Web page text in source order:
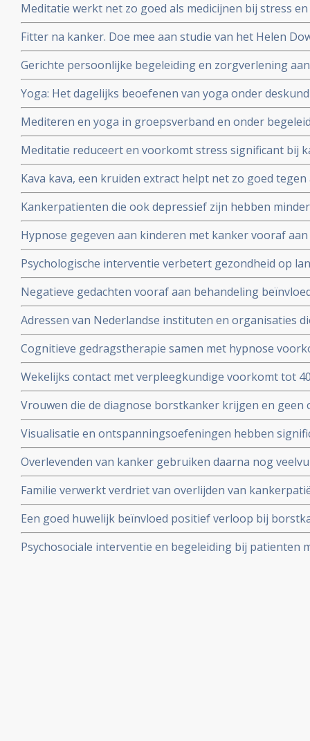
Meditatie werkt net zo goed als medicijnen bij stress
analyse van 47 studies
Fitter na kanker. Doe mee aan studie van het Helen
effecten van vermoeidheid na te zijn behandeld voor
Gerichte persoonlijke begeleiding en zorgverlening
vermindert sterfte met 60% op 5-jaars basis in
depressieve ouderen. Vooral geldt dit voor ouderen
Yoga: Het dagelijks beoefenen van yoga onder
significant psychische klachten en herstelt abnormale
immuunfunctie bij patiënten met uitgezaaide
Mediteren en yoga in groepsverband en onder
kwaliteit van leven en psychologische klachten bij
overleven..Vooral (ex) borstkankerpatienten hebben
Meditatie reduceert en voorkomt stress significant bij
positieve invloed op kwaliteit van leven en verwerking
Kava kava, een kruiden extract helpt net zo goed
((GAB) dan medicijnen als Opipramol en Buspirone
dubbelblinde gerandomiseerde studie.
Kankerpatienten die ook depressief zijn hebben
en depressie is van invloed op levensduur blijkt uit
juli 2010
Hypnose gegeven aan kinderen met kanker vooraf
geeft significante vermindering van stress. Ook bij de
gerandomiseerde studie.
Psychologische interventie verbetert gezondheid op
borstkanker blijkt uit gerandomiseerde studie. Artikel
Negatieve gedachten vooraf aan behandeling
van leven na de behandeling van patienten met
Nederlandse vergelijkende studie.
Adressen van Nederlandse instituten en organisaties
vindt u onder nuttige adressen.
Cognitieve gedragstherapie samen met hypnose
significant vermoeidheid na bestraling bij borstkanker
zorg, aldus 2 gerandomiseerde studies.
Wekelijks contact met verpleegkundige voorkomt tot
succesvol behandelde kankerpatiënten aldus Schotse
kankerpatienten.
Vrouwen die de diagnose borstkanker krijgen en
familie en/of vrienden hebben 50% meer kans te
vrouwen met borstkanker die wel ondersteuning
Visualisatie en ontspanningsoefeningen hebben
immuunwaarden (o.a. T-killercells) in het bloed van
II en III.
Overlevenden van kanker gebruiken daarna nog
en behandelingen om een recidief te voorkomen
onderzoek onder 4134 overlevenden van kanker aan.
Familie verwerkt verdriet van overlijden van
als de kankerpatiënt sterft door natuurlijk
Een goed huwelijk beïnvloed positief verloop bij
een negatieve invloed op verloop van borstkanker.
Psychosociale interventie en begeleiding bij patienten